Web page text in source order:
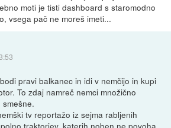
moti je tisti dashboard s staromodno
vsega pač ne moreš imeti...
pravi balkanec in idi v nemčijo in kupi
To zdaj namreč nemci množično
tv reportažo iz sejma rabljenih
traktorjev, katerih noben ne povoha,